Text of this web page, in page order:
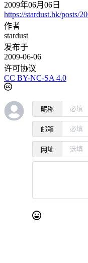
2009年06月06日
https://stardust.hk/posts/
作者
stardust
发布于
2009-06-06
许可协议
CC BY-NC-SA 4.0
昵称
邮箱
网址